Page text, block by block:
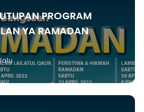
PROGRAM
YA RAMADAN